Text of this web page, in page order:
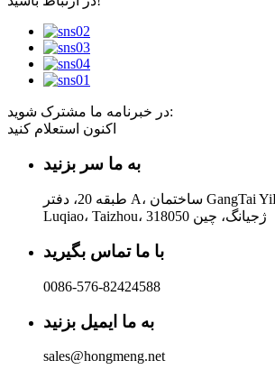
در خبرنامه ما مشترک شوید:
اکنون استعلام کنید
به ما سر بزنید
طبقه 20، دفتر A، ساختمان GangTai YiDing، جاده TengDa،
Luqiao، Taizhou، ژجیانگ، چین 318050
با ما تماس بگیرید
0086-576-82424588
به ما ایمیل بزنید
sales@hongmeng.net